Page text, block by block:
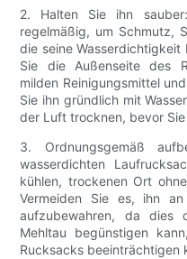
2. Halten Sie ihn
regelmäßig, um Schmutz,
die seine Wasserdichtigkeit
Sie die Außenseite des
milden Reinigungsmittel
Sie ihn gründlich mit
der Luft trocknen, bevor
3. Ordnungsgemäß
wasserdichten
kühlen, trockenen Ort
Vermeiden Sie es, ihn
aufzubewahren, da dies
Mehltau begünstigen
Rucksacks beeinträchtigen